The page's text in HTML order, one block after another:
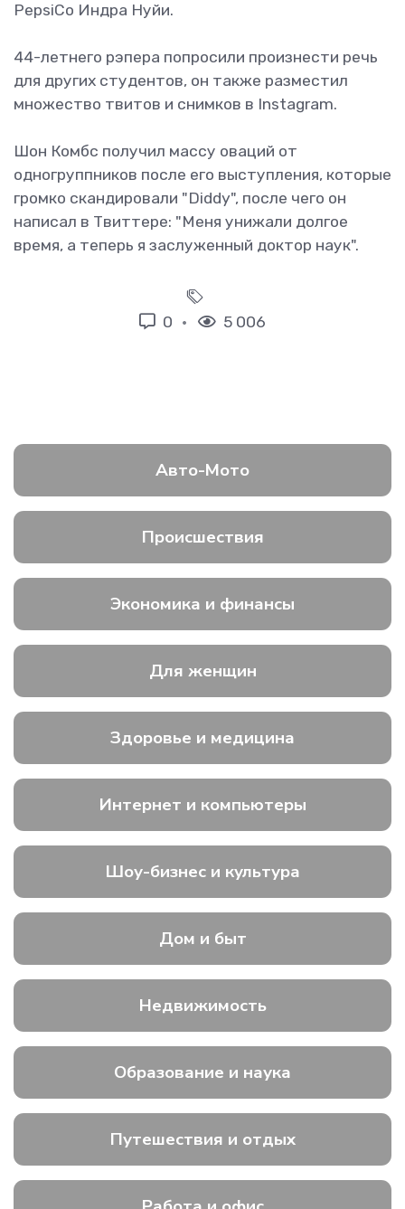
PepsiCo Индра Нуйи.
44-летнего рэпера попросили произнести речь
для других студентов, он также разместил
множество твитов и снимков в Instagram.
Шон Комбс получил массу оваций от
одногруппников после его выступления, которые
громко скандировали "Diddy", после чего он
написал в Твиттере: "Меня унижали долгое
время, а теперь я заслуженный доктор наук".
0 5 006
Авто-Мото
Происшествия
Экономика и финансы
Для женщин
Здоровье и медицина
Интернет и компьютеры
Шоу-бизнес и культура
Дом и быт
Недвижимость
Образование и наука
Путешествия и отдых